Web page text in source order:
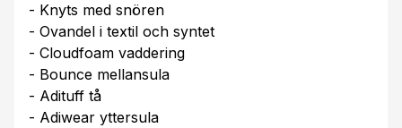
- Knyts med snören
- Ovandel i textil och syntet
- Cloudfoam vaddering
- Bounce mellansula
- Adituff tå
- Adiwear yttersula